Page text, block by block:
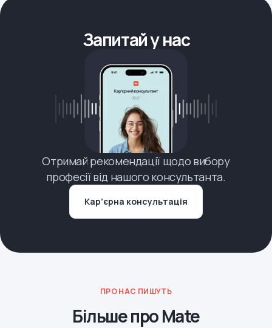
Запитай у нас
Отримай рекомендації щодо вибору
професії від нашого консультанта.
Кар’єрна консультація
ПРО НАС ПИШУТЬ
Більше про Mate